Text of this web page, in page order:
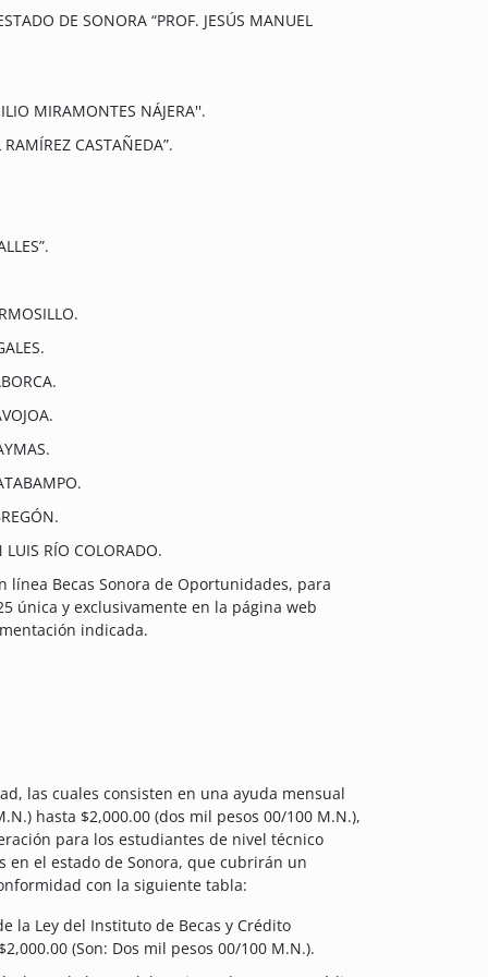
DE SONORA “PROF. JESÚS MANUEL
MIRAMONTES NÁJERA''.
CASTAÑEDA”.
LUIS RÍO COLORADO.
Becas Sonora de Oportunidades, para
única y exclusivamente en la página web
indicada.
las cuales consisten en una ayuda mensual
hasta $2,000.00 (dos mil pesos 00/100 M.N.),
para los estudiantes de nivel técnico
el estado de Sonora, que cubrirán un
con la siguiente tabla:
la Ley del Instituto de Becas y Crédito
(Son: Dos mil pesos 00/100 M.N.).